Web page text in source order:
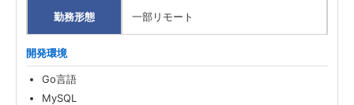
勤務形態 一部リモート
開発環境
Go言語
MySQL